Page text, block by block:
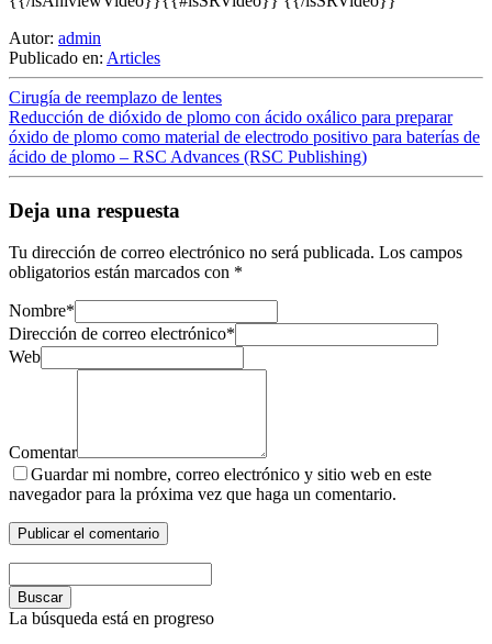
Autor: admin
Publicado en: Articles
Cirugía de reemplazo de lentes
Reducción de dióxido de plomo con ácido oxálico para preparar
óxido de plomo como material de electrodo positivo para baterías de
ácido de plomo – RSC Advances (RSC Publishing)
Deja una respuesta
Tu dirección de correo electrónico no será publicada. Los campos
obligatorios están marcados con *
Nombre*
Dirección de correo electrónico*
Web
Comentar
Guardar mi nombre, correo electrónico y sitio web en este
navegador para la próxima vez que haga un comentario.
Buscar
La búsqueda está en progreso